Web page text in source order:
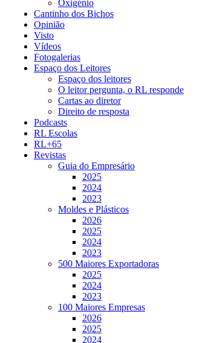
Oxigénio
Cantinho dos Bichos
Opinião
Visto
Vídeos
Fotogalerias
Espaço dos Leitores
Espaço dos leitores
O leitor pergunta, o RL responde
Cartas ao diretor
Direito de resposta
Podcasts
RL Escolas
RL+65
Revistas
Guia do Empresário
2025
2024
2023
Moldes e Plásticos
2026
2025
2024
2023
500 Maiores Exportadoras
2025
2024
2023
100 Maiores Empresas
2026
2025
2024